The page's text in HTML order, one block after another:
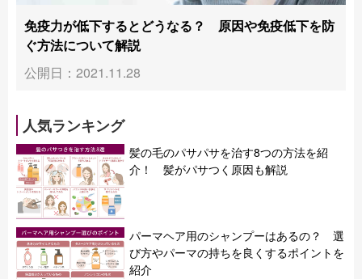
免疫力が低下するとどうなる？ 原因や免疫低下を防
ぐ方法について解説
公開日：2021.11.28
人気ランキング
髪の毛のパサパサを治す8つの方法を紹
介！ 髪がパサつく原因も解説
パーマヘア用のシャンプーはあるの？ 選
び方やパーマの持ちを良くするポイントを
紹介